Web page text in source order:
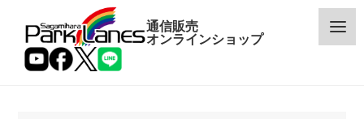
通信販売
オンラインショップ